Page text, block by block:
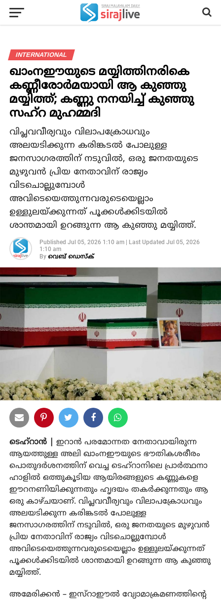
INTERNATIONAL
ഖാംനഈയുടെ മയ്യിത്തിനരികെ
കണ്ണീരോർമയായി ആ കുഞ്ഞു
മയ്യിത്ത്; കണ്ണു നനയിച്ച് കുഞ്ഞു
സഹ്റ മുഹമ്മദി
വിപ്ലവവീര്യവും വിലാപക്രോധവും
അലയടിക്കുന്ന കരിങ്കടൽ പോലുള്ള
ജനസാഗരത്തിന് നടുവിൽ, ഒരു ജനതയുടെ
മുഴുവൻ പ്രിയ നേതാവിന് രാജ്യം
വിടചൊല്ലുമ്പോൾ
അവിടെയെത്തുന്നവരുടെയെല്ലാം
ഉള്ളുലയ്ക്കുന്നത് പൂക്കൾക്കിടയിൽ
ശാന്തമായി ഉറങ്ങുന്ന ആ കുഞ്ഞു മയ്യിത്ത്.
Published Jul 05, 2026 1:10 am| Last Updated Jul 05, 2026
1:10 am
By വെബ് ഡെസ്‌ക്
ടെഹ്‌റാൻ |
ഇറാൻ പരമോന്നത നേതാവായിരുന്ന
ആയത്തുള്ള അലി ഖാംനഈയുടെ ഭൗതികശരീരം
പൊതുദർശനത്തിന് വെച്ച ടെഹ്റാനിലെ പ്രാർത്ഥനാ
ഹാളിൽ ഒത്തുകൂടിയ ആയിരങ്ങളുടെ കണ്ണുകളെ
ഈറനണിയിക്കുന്നതും ഹൃദയം തകർക്കുന്നതും ആ
ഒരു കാഴ്ചയാണ്. വിപ്ലവവീര്യവും വിലാപക്രോധവും
അലയടിക്കുന്ന കരിങ്കടൽ പോലുള്ള
ജനസാഗരത്തിന് നടുവിൽ, ഒരു ജനതയുടെ മുഴുവൻ
പ്രിയ നേതാവിന് രാജ്യം വിടചൊല്ലുമ്പോൾ
അവിടെയെത്തുന്നവരുടെയെല്ലാം ഉള്ളുലയ്ക്കുന്നത്
പൂക്കൾക്കിടയിൽ ശാന്തമായി ഉറങ്ങുന്ന ആ കുഞ്ഞു
മയ്യിത്ത്.
അമേരിക്കൻ – ഇസ്റാഈൽ വ്യോമാക്രമണത്തിന്റെ